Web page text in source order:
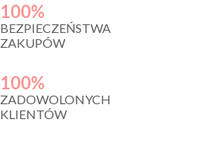
100%
BEZPIECZEŃSTWA
ZAKUPÓW
100%
ZADOWOLONYCH
KLIENTÓW